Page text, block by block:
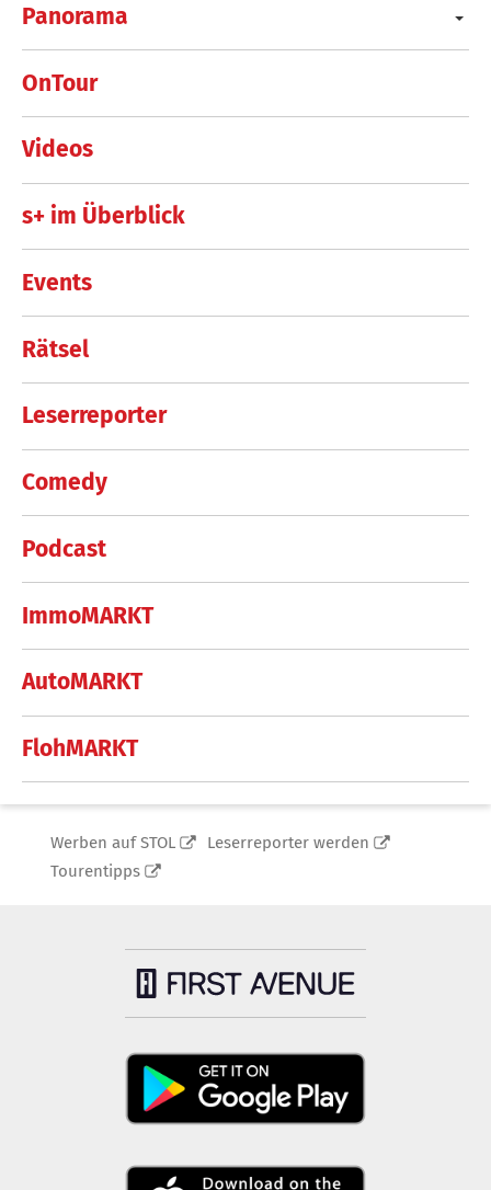
Panorama
OnTour
Videos
s+ im Überblick
Events
Rätsel
Leserreporter
Comedy
Podcast
ImmoMARKT
AutoMARKT
FlohMARKT
Werben auf STOL
Leserreporter werden
Tourentipps